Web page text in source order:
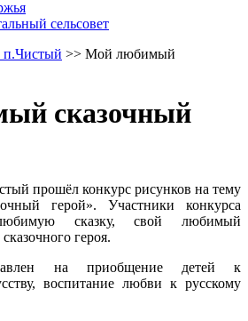
сельсовет
п.Чистый >> Мой любимый
сказочный
прошёл конкурс рисунков на тему
герой». Участники конкурса
сказку, свой любимый
героя.
на приобщение детей к
воспитание любви к русскому